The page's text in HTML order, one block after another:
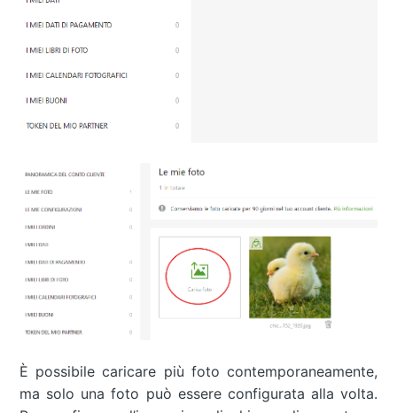
È possibile caricare più foto contemporaneamente,
ma solo una foto può essere configurata alla volta.